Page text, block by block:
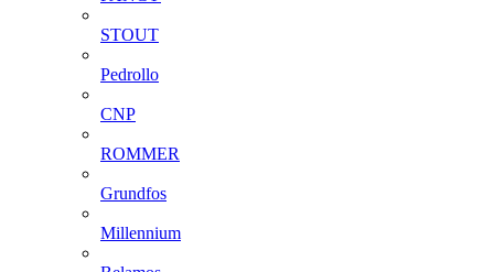
STOUT
Pedrollo
CNP
ROMMER
Grundfos
Millennium